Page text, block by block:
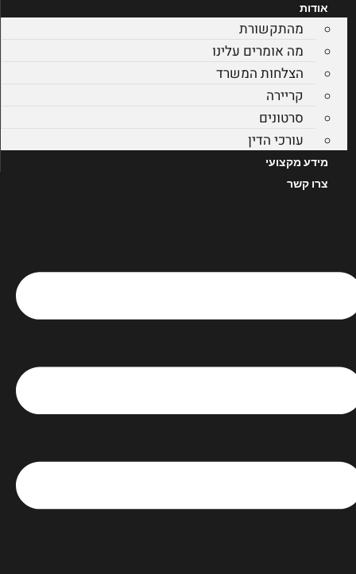
אודות
מהתקשורת
מה אומרים עלינו
הצלחות המשרד
קריירה
סרטונים
עורכי הדין
מידע מקצועי
צרו קשר